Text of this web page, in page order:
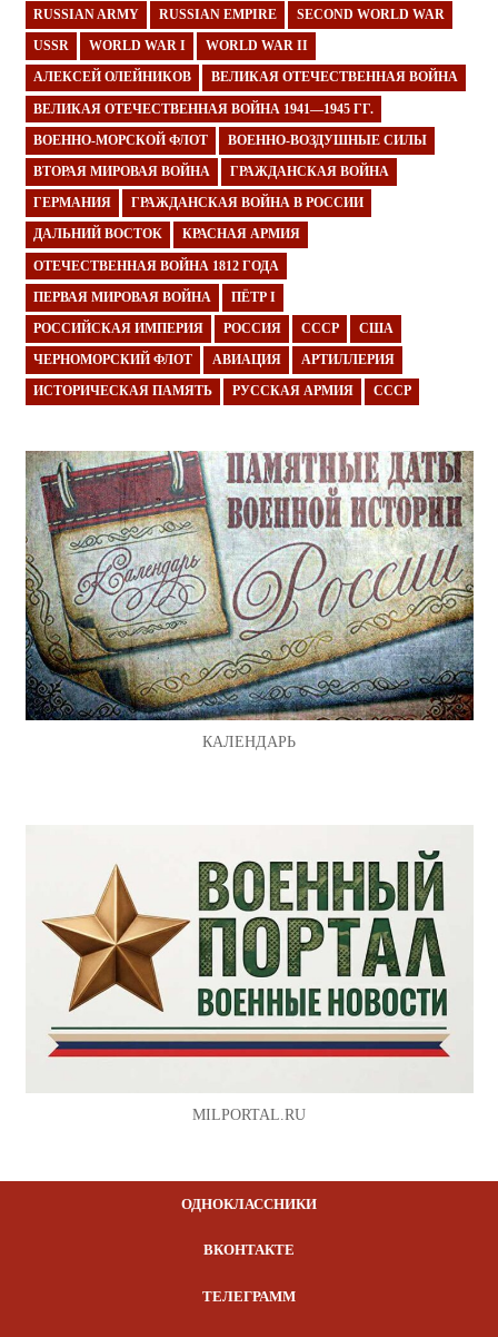
RUSSIAN ARMY RUSSIAN EMPIRE SECOND WORLD WAR
USSR WORLD WAR I WORLD WAR II
АЛЕКСЕЙ ОЛЕЙНИКОВ ВЕЛИКАЯ ОТЕЧЕСТВЕННАЯ ВОЙНА
ВЕЛИКАЯ ОТЕЧЕСТВЕННАЯ ВОЙНА 1941—1945 ГГ.
ВОЕННО-МОРСКОЙ ФЛОТ ВОЕННО-ВОЗДУШНЫЕ СИЛЫ
ВТОРАЯ МИРОВАЯ ВОЙНА ГРАЖДАНСКАЯ ВОЙНА
ГЕРМАНИЯ ГРАЖДАНСКАЯ ВОЙНА В РОССИИ
ДАЛЬНИЙ ВОСТОК КРАСНАЯ АРМИЯ
ОТЕЧЕСТВЕННАЯ ВОЙНА 1812 ГОДА
ПЕРВАЯ МИРОВАЯ ВОЙНА ПЁТР I
РОССИЙСКАЯ ИМПЕРИЯ РОССИЯ СССР США
ЧЕРНОМОРСКИЙ ФЛОТ АВИАЦИЯ АРТИЛЛЕРИЯ
ИСТОРИЧЕСКАЯ ПАМЯТЬ РУССКАЯ АРМИЯ СССР
КАЛЕНДАРЬ
MILPORTAL.RU
ОДНОКЛАССНИКИ
ВКОНТАКТЕ
ТЕЛЕГРАММ